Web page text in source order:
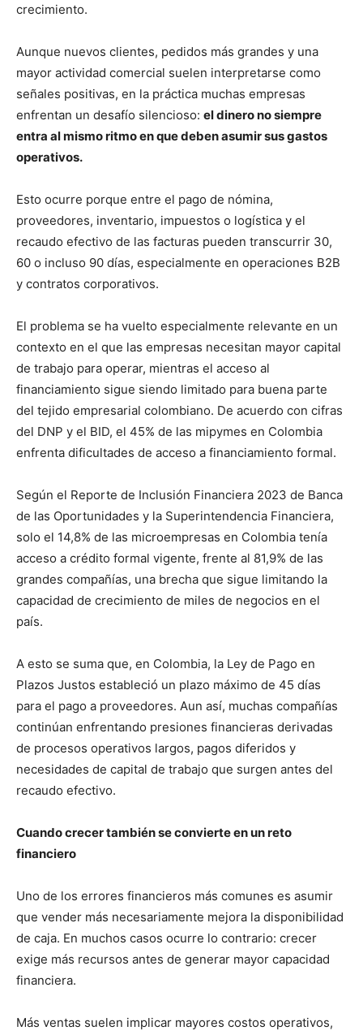
crecimiento.
Aunque nuevos clientes, pedidos más grandes y una
mayor actividad comercial suelen interpretarse como
señales positivas, en la práctica muchas empresas
enfrentan un desafío silencioso: el dinero no siempre
entra al mismo ritmo en que deben asumir sus gastos
operativos.
Esto ocurre porque entre el pago de nómina,
proveedores, inventario, impuestos o logística y el
recaudo efectivo de las facturas pueden transcurrir 30,
60 o incluso 90 días, especialmente en operaciones B2B
y contratos corporativos.
El problema se ha vuelto especialmente relevante en un
contexto en el que las empresas necesitan mayor capital
de trabajo para operar, mientras el acceso al
financiamiento sigue siendo limitado para buena parte
del tejido empresarial colombiano. De acuerdo con cifras
del DNP y el BID, el 45% de las mipymes en Colombia
enfrenta dificultades de acceso a financiamiento formal.
Según el Reporte de Inclusión Financiera 2023 de Banca
de las Oportunidades y la Superintendencia Financiera,
solo el 14,8% de las microempresas en Colombia tenía
acceso a crédito formal vigente, frente al 81,9% de las
grandes compañías, una brecha que sigue limitando la
capacidad de crecimiento de miles de negocios en el
país.
A esto se suma que, en Colombia, la Ley de Pago en
Plazos Justos estableció un plazo máximo de 45 días
para el pago a proveedores. Aun así, muchas compañías
continúan enfrentando presiones financieras derivadas
de procesos operativos largos, pagos diferidos y
necesidades de capital de trabajo que surgen antes del
recaudo efectivo.
Cuando crecer también se convierte en un reto
financiero
Uno de los errores financieros más comunes es asumir
que vender más necesariamente mejora la disponibilidad
de caja. En muchos casos ocurre lo contrario: crecer
exige más recursos antes de generar mayor capacidad
financiera.
Más ventas suelen implicar mayores costos operativos,